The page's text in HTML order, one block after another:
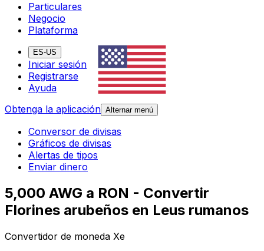
Particulares
Negocio
Plataforma
ES-US
Iniciar sesión
Registrarse
Ayuda
Obtenga la aplicación Alternar menú
Conversor de divisas
Gráficos de divisas
Alertas de tipos
Enviar dinero
5,000 AWG a RON - Convertir
Florines arubeños en Leus rumanos
Convertidor de moneda Xe